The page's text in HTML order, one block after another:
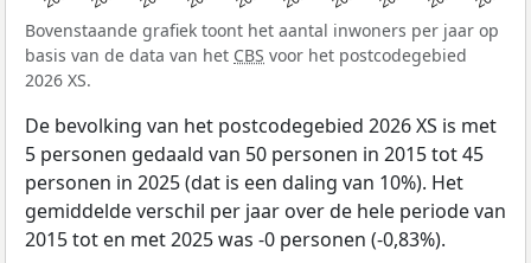
Bovenstaande grafiek toont het aantal inwoners per jaar op
basis van de data van het CBS voor het postcodegebied
2026 XS.
De bevolking van het postcodegebied 2026 XS is met
5 personen gedaald van 50 personen in 2015 tot 45
personen in 2025 (dat is een daling van 10%). Het
gemiddelde verschil per jaar over de hele periode van
2015 tot en met 2025 was -0 personen (-0,83%).